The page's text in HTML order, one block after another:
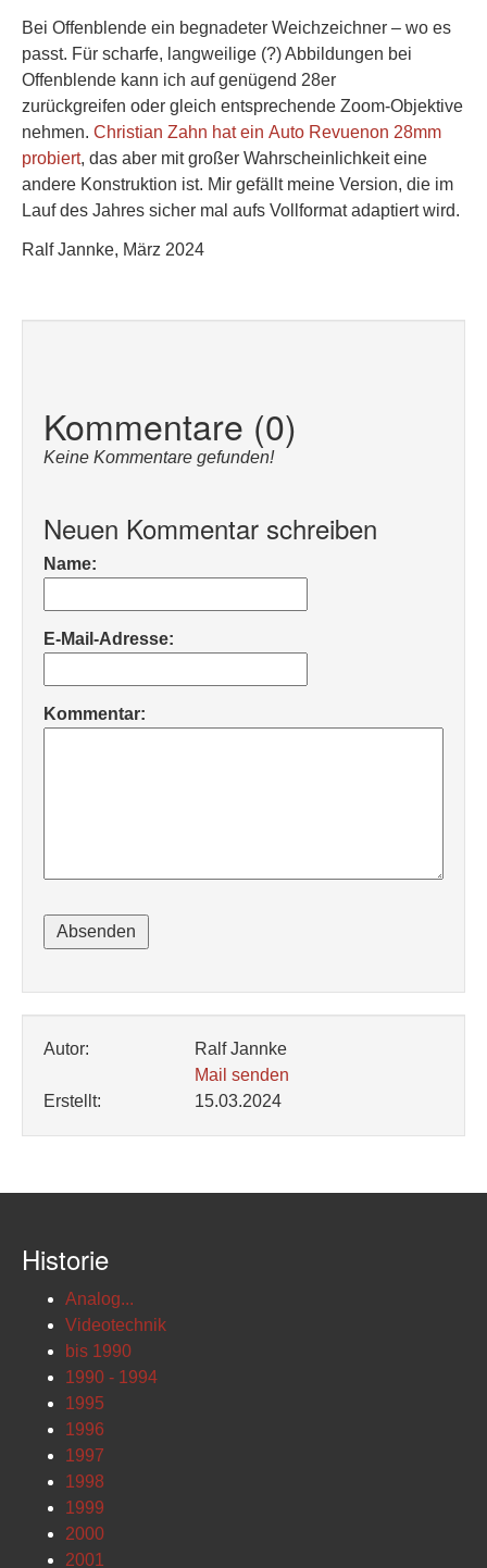
Bei Offenblende ein begnadeter Weichzeichner – wo es
passt. Für scharfe, langweilige (?) Abbildungen bei
Offenblende kann ich auf genügend 28er
zurückgreifen oder gleich entsprechende Zoom-Objektive
nehmen. Christian Zahn hat ein Auto Revuenon 28mm
probiert, das aber mit großer Wahrscheinlichkeit eine
andere Konstruktion ist. Mir gefällt meine Version, die im
Lauf des Jahres sicher mal aufs Vollformat adaptiert wird.
Ralf Jannke, März 2024
Kommentare (0)
Keine Kommentare gefunden!
Neuen Kommentar schreiben
Name:
E-Mail-Adresse:
Kommentar:
Autor:
Ralf Jannke
Mail senden
Erstellt:
15.03.2024
Historie
Analog...
Videotechnik
bis 1990
1990 - 1994
1995
1996
1997
1998
1999
2000
2001